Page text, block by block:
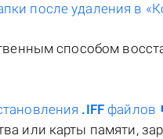
после удаления в
способом
.IFF файлов
или карты памяти,